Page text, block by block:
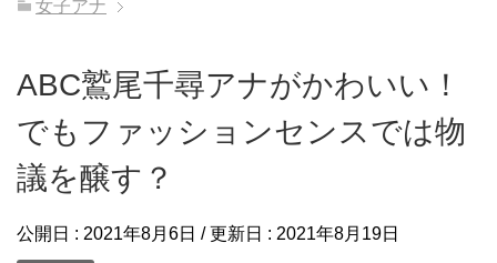
女子アナ
ABC鷲尾千尋アナがかわいい！
でもファッションセンスでは物
議を醸す？
公開日 : 2021年8月6日 / 更新日 : 2021年8月19日